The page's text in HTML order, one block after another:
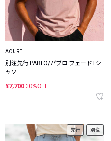
AOURE
別注先行 PABLO/パブロ フェードTシ
ャツ
¥7,700 30%OFF
先行 別注